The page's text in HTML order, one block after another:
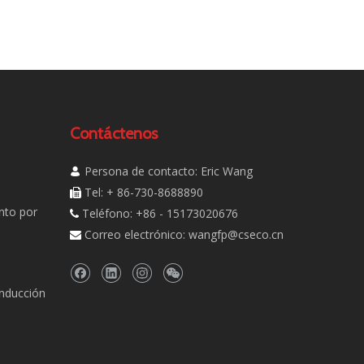
por
Contáctenos
 Persona de contacto: Eric Wang
 Tel: + 86-730-8688890
 Teléfono: +86 - 15173020676
 Correo electrónico: wangfp@cseco.cn